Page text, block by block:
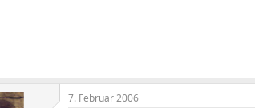
7. Februar 2006